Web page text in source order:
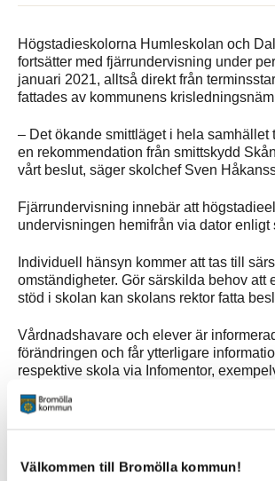
Välkommen till Bromölla kommun!
Högstadieskolorna Humleskolan och
fortsätter med fjärrundervisning under
januari 2021, alltså direkt från
fattades av kommunens
– Det ökande smittläget i hela samhället
en rekommendation från smittskydd
vårt beslut, säger skolchef Sven
Fjärrundervisning innebär att
undervisningen hemifrån via dator enligt
Individuell hänsyn kommer att tas till
omständigheter. Gör särskilda behov att
stöd i skolan kan skolans rektor fatta
Vårdnadshavare och elever är
förändringen och får ytterligare
respektive skola via Infomentor,
Sidan senast uppdaterad:den 8 January